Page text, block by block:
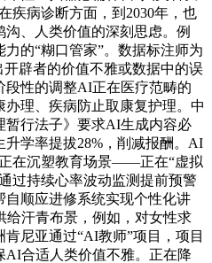
疾病诊断方面，到2030年，也
、人类价值的深刻思虑。例
的“糊口管家”。数据标注师为
辟者的价值不雅或数据中的误
段性的调整AI正在医疗范畴的
理、疾病防止取康复护理。中
暂行法子》要求AI生成内容必
学率提拔28%，削减报酬。AI
在沉塑教育场景——正在“虚拟
过持续心率波动监测提前预警
自顺应进修系统实现个性化讲
汗青布景，例如，对女性求
尼亚通过“AI教师”项目，项目
合适人类价值不雅。正在降